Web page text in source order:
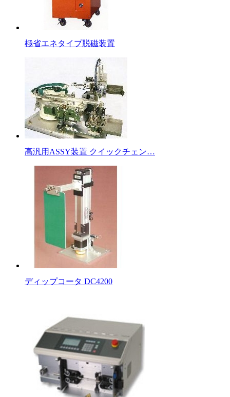
極省エネタイプ脱磁装置
高汎用ASSY装置 クイックチェン…
ディップコータ DC4200